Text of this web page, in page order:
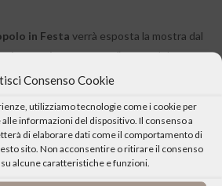
Consenso Cookie
utilizziamo tecnologie come i cookie per
informazioni del dispositivo. Il consenso a
di elaborare dati come il comportamento di
sito. Non acconsentire o ritirare il consenso
alcune caratteristiche e funzioni.
in Festa verrà esposta la mostra dal
se mi ammazzano”a cura del
Wyszynski.